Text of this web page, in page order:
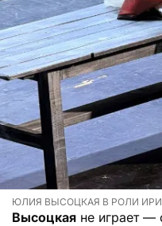
ЮЛИЯ ВЫСОЦКАЯ В РОЛИ
Высоцкая не играет —